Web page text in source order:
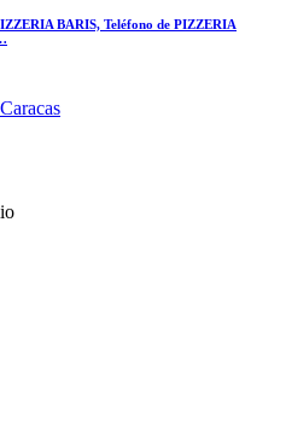
BARIS, Teléfono de PIZZERIA